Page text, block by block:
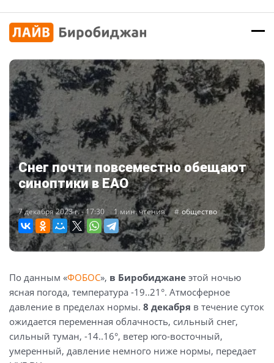
Снег почти повсеместно обещают
синоптики в ЕАО
7 декабря 2023 г. - 17:30 1 мин. чтения общество
По данным «ФОБОС», в Биробиджане этой ночью
ясная погода, температура -19..21°. Атмосферное
давление в пределах нормы. 8 декабря в течение суток
ожидается переменная облачность, сильный снег,
сильный туман, -14..16°, ветер юго-восточный,
умеренный, давление немного ниже нормы, передает